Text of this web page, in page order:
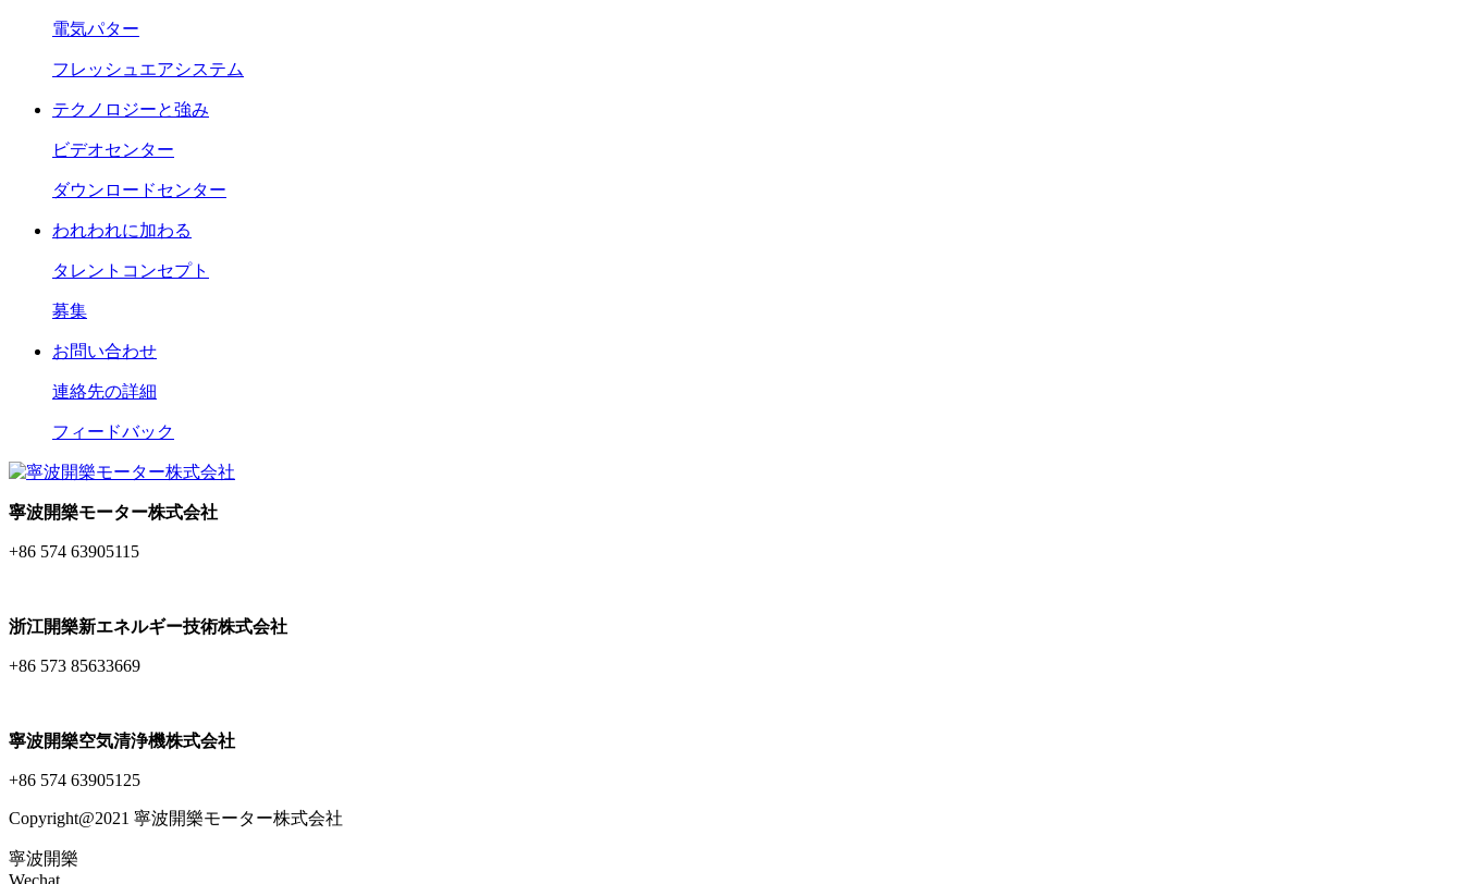
電気パター
フレッシュエアシステム
テクノロジーと強み
ビデオセンター
ダウンロードセンター
われわれに加わる
タレントコンセプト
募集
お問い合わせ
連絡先の詳細
フィードバック
寧波開樂モーター株式会社
+86 574 63905115
浙江開樂新エネルギー技術株式会社
+86 573 85633669
寧波開樂空気清浄機株式会社
+86 574 63905125
Copyright@2021 寧波開樂モーター株式会社
寧波開樂